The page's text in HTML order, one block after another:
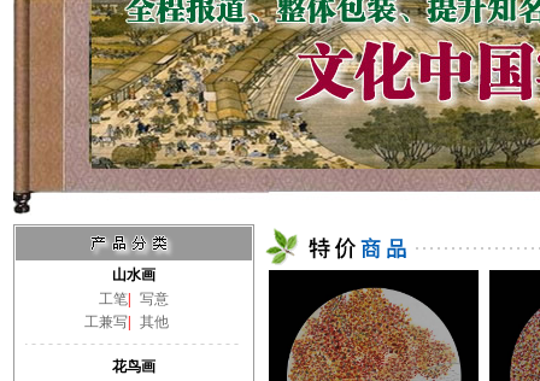
山水画
工笔|
写意
工兼写| 其他
花鸟画